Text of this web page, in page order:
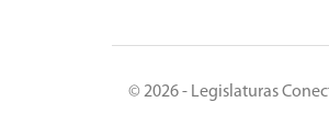
© 2026 - Legislaturas